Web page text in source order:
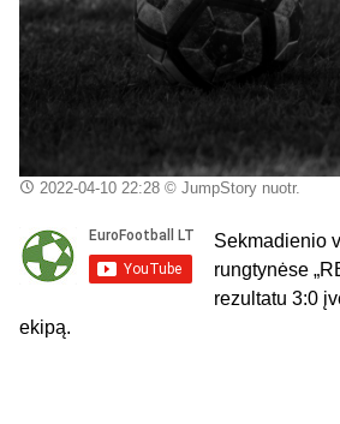
2022-04-10 22:28© JumpStory nuotr.
Sekmadienio
rungtynėse
rezultatu 3:0
ekipą.